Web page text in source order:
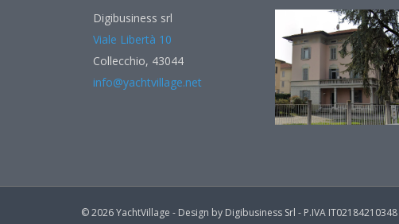
Digibusiness srl
Viale Libertà 10
Collecchio, 43044
info@yachtvillage.net
© 2026 YachtVillage - Design by Digibusiness Srl - P.IVA